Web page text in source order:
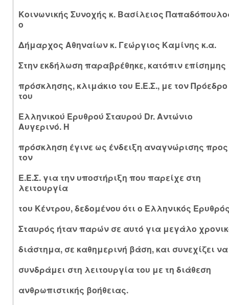
Κοινωνικής Συνοχής κ. Βασίλειος
ο
Δήμαρχος Αθηναίων κ. Γεώργιος Καμίνης κ.α.
Στην εκδήλωση παραβρέθηκε, κατόπιν επίσημης
πρόσκλησης, κλιμάκιο του Ε.Ε.Σ., με τον Πρόεδρο
του
Ελληνικού Ερυθρού Σταυρού Dr. Αντώνιο
Αυγερινό. Η
πρόσκληση έγινε ως ένδειξη αναγνώρισης προς
τον
Ε.Ε.Σ. για την υποστήριξη που παρείχε στη
λειτουργία
του Κέντρου, δεδομένου ότι ο Ελληνικός
Σταυρός ήταν παρών σε αυτό για μεγάλο
διάστημα, σε καθημερινή βάση, και συνεχίζει να
συνδράμει στη λειτουργία του με τη διάθεση
ανθρωπιστικής βοήθειας.